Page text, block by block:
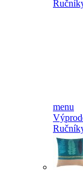
menu